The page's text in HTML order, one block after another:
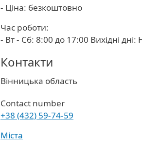
- Ціна: безкоштовно
Час роботи:
- Вт - Сб: 8:00 до 17:00 Вихідні дні:
Контакти
Область
Вінницька область
Contact number
+38 (432) 59-74-59
Міста